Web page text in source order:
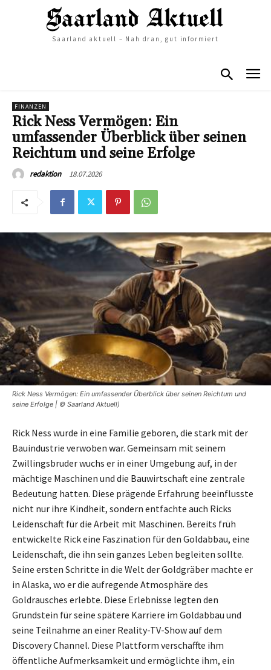
Saarland aktuell – Nah dran, gut informiert
FINANZEN
Rick Ness Vermögen: Ein
umfassender Überblick über seinen
Reichtum und seine Erfolge
redaktion 18.07.2026
Rick Ness Vermögen: Ein umfassender Überblick über seinen Reichtum und
seine Erfolge | © Saarland Aktuell)
Rick Ness wurde in eine Familie geboren, die stark mit der
Bauindustrie verwoben war. Gemeinsam mit seinem
Zwillingsbruder wuchs er in einer Umgebung auf, in der
mächtige Maschinen und die Bauwirtschaft eine zentrale
Bedeutung hatten. Diese prägende Erfahrung beeinflusste
nicht nur ihre Kindheit, sondern entfachte auch Ricks
Leidenschaft für die Arbeit mit Maschinen. Bereits früh
entwickelte Rick eine Faszination für den Goldabbau, eine
Leidenschaft, die ihn sein ganzes Leben begleiten sollte.
Seine ersten Schritte in die Welt der Goldgräber machte er
in Alaska, wo er die aufregende Atmosphäre des
Goldrausches erlebte. Diese Erlebnisse legten den
Grundstein für seine spätere Karriere im Goldabbau und
seine Teilnahme an einer Reality-TV-Show auf dem
Discovery Channel. Diese Plattform verschaffte ihm
öffentliche Aufmerksamkeit und ermöglichte ihm, ein